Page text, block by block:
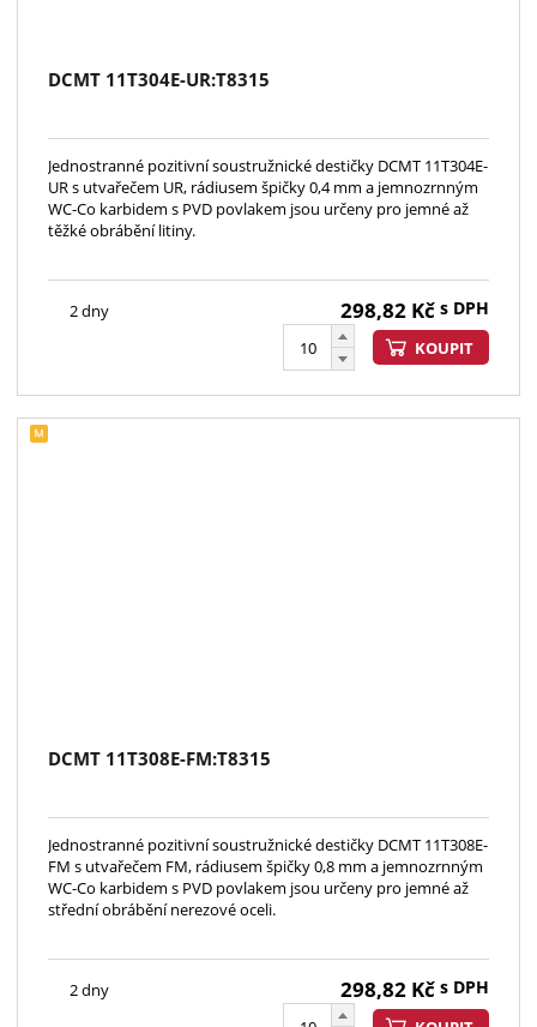
DCMT 11T304E-UR:T8315
Jednostranné pozitivní soustružnické destičky DCMT 11T304E-
UR s utvařečem UR, rádiusem špičky 0,4 mm a jemnozrnným
WC-Co karbidem s PVD povlakem jsou určeny pro jemné až
těžké obrábění litiny.
2 dny 298,82 Kč s DPH
KOUPIT
DCMT 11T308E-FM:T8315
Jednostranné pozitivní soustružnické destičky DCMT 11T308E-
FM s utvařečem FM, rádiusem špičky 0,8 mm a jemnozrnným
WC-Co karbidem s PVD povlakem jsou určeny pro jemné až
střední obrábění nerezové oceli.
2 dny 298,82 Kč s DPH